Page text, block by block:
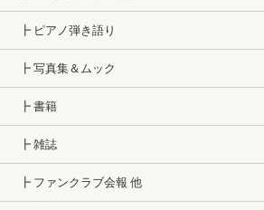
┣ ピアノ弾き語り
┣ 写真集＆ムック
┣ 書籍
┣ 雑誌
┣ ファンクラブ会報 他